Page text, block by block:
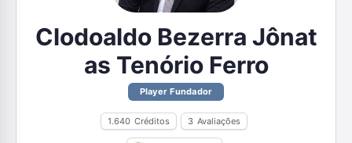
Clodoaldo Bezerra Jônat
as Tenório Ferro
Player Fundador
1.640 Créditos 3 Avaliações